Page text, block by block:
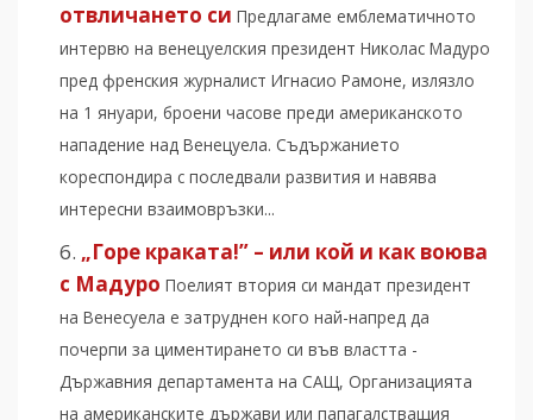
отвличането си Предлагаме емблематичното
интервю на венецуелския президент Николас Мадуро
пред френския журналист Игнасио Рамоне, излязло
на 1 януари, броени часове преди американското
нападение над Венецуела. Съдържанието
кореспондира с последвали развития и навява
интересни взаимовръзки...
„Горе краката!” – или кой и как воюва
с Мадуро Поелият втория си мандат президент
на Венесуела е затруднен кого най-напред да
почерпи за циментирането си във властта -
Държавния департамента на САЩ, Организацията
на американските държави или папагалстващия